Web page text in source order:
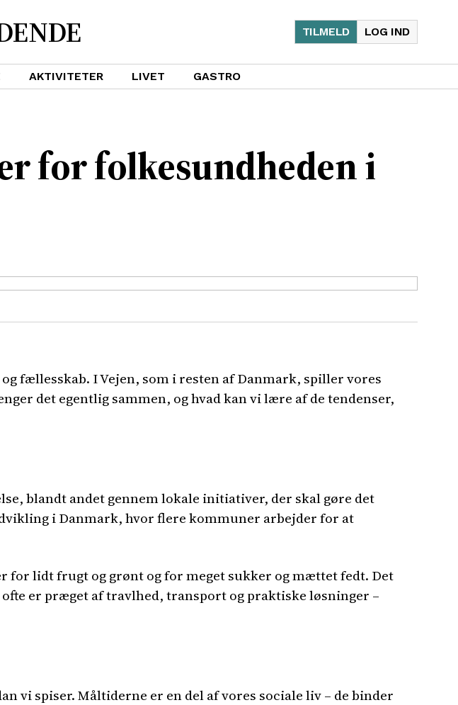
LOG IND
TILMELD
AKTIVITETER LIVET GASTRO
for folkesundheden i
fællesskab. I Vejen, som i resten af Danmark, spiller vores
det egentlig sammen, og hvad kan vi lære af de tendenser,
blandt andet gennem lokale initiativer, der skal gøre det
i Danmark, hvor flere kommuner arbejder for at
for lidt frugt og grønt og for meget sukker og mættet fedt. Det
er præget af travlhed, transport og praktiske løsninger –
vi spiser. Måltiderne er en del af vores sociale liv – de binder